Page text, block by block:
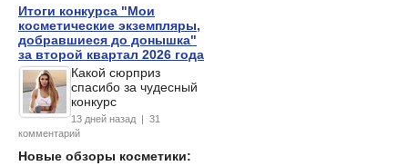
Итоги конкурса "Мои
косметические экземпляры,
добравшиеся до донышка"
за второй квартал 2026 года
Какой сюрприз
спасибо за чудесный
конкурс
13 дней назад | 31
комментарий
Новые обзоры косметики: